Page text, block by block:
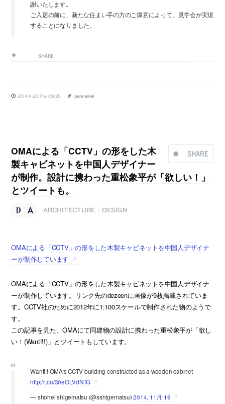
謝いたします。
ご入居の前に、新たな住まい手の方のご厚意によって、見学会が実現
することになりました。
SHARE
2014.11.20 Thu 09:29 permalink
SHARE
OMAによる「CCTV」の形をした木
製キャビネットを中国人デザイナー
が制作。設計に携わった重松象平が「欲しい！」
とツイートも。
ARCHITECTURE DESIGN
OMAによる「CCTV」の形をした木製キャビネットを中国人デザイナ
ーが制作しています
OMAによる「CCTV」の形をした木製キャビネットを中国人デザイナ
ーが制作しています。リンク先のdezeenに画像が9枚掲載されていま
す。CCTV社のために2012年に1:100スケールで制作された物のようで
す。
この記事を見た、OMAにて同建物の設計に携わった重松象平が「欲し
い！(Want!!!)」とツイートもしています。
Want!!! OMA's CCTV building constructed as a wooden cabinet
http://t.co/30eOLVdNTG
— shohei shigematsu (@sshigematsu)2014, 11月 19